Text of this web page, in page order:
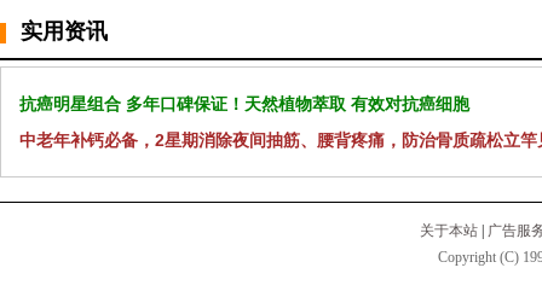
实用资讯
抗癌明星组合 多年口碑保证！天然植物萃取 有效对抗癌细胞
中老年补钙必备，2星期消除夜间抽筋、腰背疼痛，防治骨质疏松立竿
关于本站
广告服
Copyright (C)